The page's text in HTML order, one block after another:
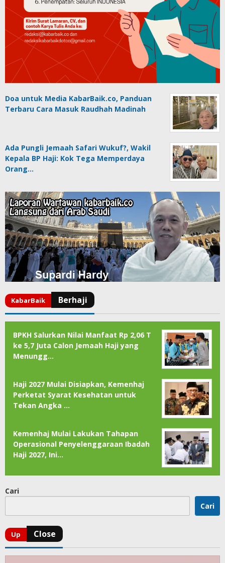
Doa untuk Media KabarBaik.co, Panduan
Terbaru Cara Masuk Raudhah Madinah
Ada Pungli Jemaah Safari Wukuf?, Wakil
Kepala BP Haji: Kok Tega Memperdaya
Orang…
BPKH Salurkan Nilai Manfaat Rp 2,06 T
ke 5,7 Juta Calon Jemaah Haji yang
Menungg…
Haji 2027 Mulai Disiapkan, Kemenhaj
Perketat Syarat Kesehatan untuk
Tekan Angka …
Kemenhaj Mulai Lakukan Tahapan
Operasional Penyelenggaraan Ibadah
Haji 2027, Ini…
Cari
Cari